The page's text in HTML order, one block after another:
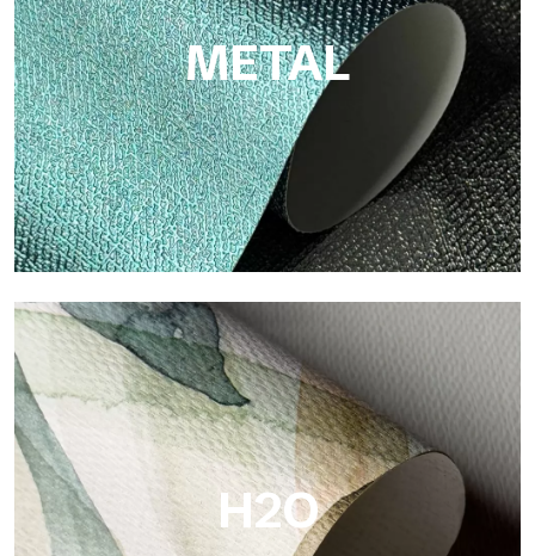
METAL
Metal
Metal ist die metallische Tapete von Tecnografica, mit
einzigartigen metallischen Reflexen, die Gold-, Silber-, Kupfer-
und satte Farben hervorheben.
H2O